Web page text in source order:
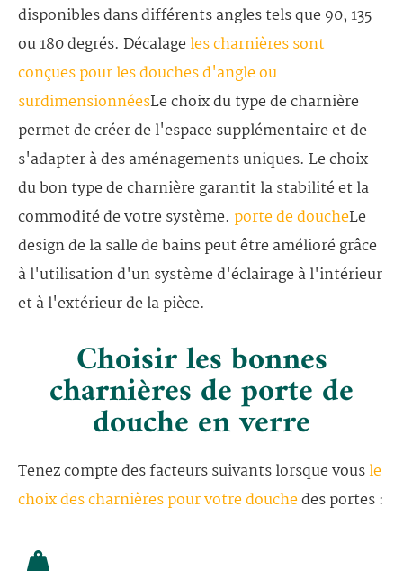
disponibles dans différents angles tels que 90, 135
ou 180 degrés. Décalageles charnières sont
conçues pour les douches d'angle ou
surdimensionnéesLe choix du type de charnière
permet de créer de l'espace supplémentaire et de
s'adapter à des aménagements uniques. Le choix
du bon type de charnière garantit la stabilité et la
commodité de votre système. porte de doucheLe
design de la salle de bains peut être amélioré grâce
à l'utilisation d'un système d'éclairage à l'intérieur
et à l'extérieur de la pièce.
Choisir les bonnes
charnières de porte de
douche en verre
Tenez compte des facteurs suivants lorsque vousle
choix des charnières pour votre douchedes portes :